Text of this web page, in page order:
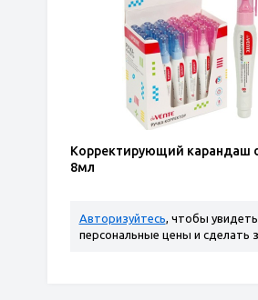
Корректирующий карандаш
8мл
Авторизуйтесь, чтобы увидеть
персональные цены и сделать